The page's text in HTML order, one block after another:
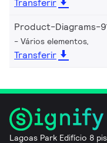
Transferir
Product-Diagrams-
Vários elementos,
Transferir
Lagoas Park Edifício 8